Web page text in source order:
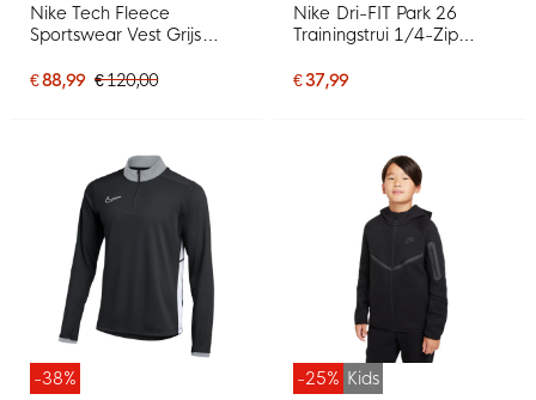
Nike Tech Fleece
Sportswear Vest Grijs
€ 88,99 € 120,00
Nike Dri-FIT Park 26
Trainingstrui 1/4-Zip
€ 37,99
-38%
-25% Kids